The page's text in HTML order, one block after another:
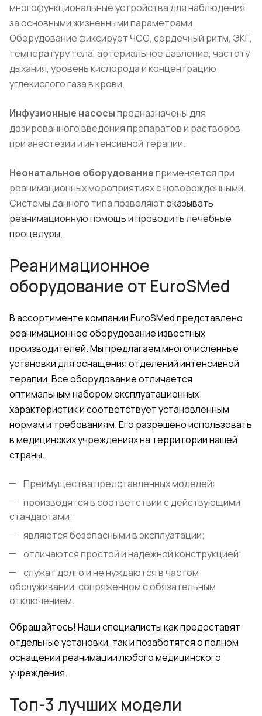
многофункциональные устройства для наблюдения
за основными жизненными параметрами.
Оборудование фиксирует ЧСС, сердечный ритм, ЭКГ,
температуру тела, артериальное давление, частоту
дыхания, уровень кислорода и концентрацию
углекислого газа в крови.
Инфузионные насосыпредназначены для
дозированного введения препаратов и растворов
при анестезии и интенсивной терапии.
Неонатальное оборудованиеприменяется при
реанимационных мероприятиях с новорожденными.
Системы данного типа позволяютоказывать
реанимационную помощь и проводить лечебные
процедуры.
Реанимационное
оборудование от EuroSMed
В ассортименте компанииEuroSMedпредставлено
реанимационное оборудование известных
производителей. Мы предлагаем многочисленные
установки для оснащения отделений интенсивной
терапии. Все оборудование отличается
оптимальным набором эксплуатационных
характеристик и соответствует установленным
нормам и требованиям. Его разрешено использовать
в медицинских учреждениях на территории нашей
страны.
Преимущества представленных моделей:
производятся в соответствии с действующими
стандартами;
являются безопасными в эксплуатации;
отличаются простой и надежной конструкцией;
служат долго и не нуждаются в частом
обслуживании, сопряженном с обязательным
отключением.
Обращайтесь! Наши специалисты как предоставят
отдельные установки, так и позаботятся о полном
оснащении реанимации любого медицинского
учреждения.
Топ-3 лучших модели